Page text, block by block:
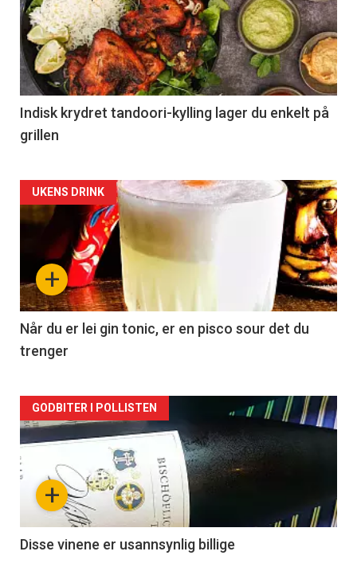
Indisk krydret tandoori-kylling lager du enkelt på
grillen
Forsiden
akkurat
nå
-
2
+
UKENS DRINK
Når du er lei gin tonic, er en pisco sour det du
trenger
Forsiden
akkurat
nå
3
+
GODBITER I POLLISTEN
Disse vinene er usannsynlig billige